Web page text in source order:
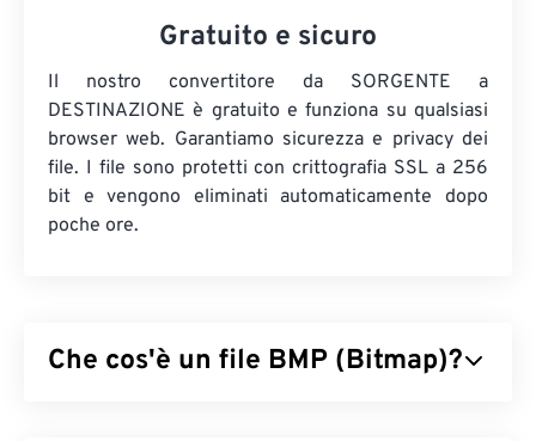
Gratuito e sicuro
Il nostro convertitore da SORGENTE a
DESTINAZIONE è gratuito e funziona su qualsiasi
browser web. Garantiamo sicurezza e privacy dei
file. I file sono protetti con crittografia SSL a 256
bit e vengono eliminati automaticamente dopo
poche ore.
Che cos'è un file BMP (Bitmap)?